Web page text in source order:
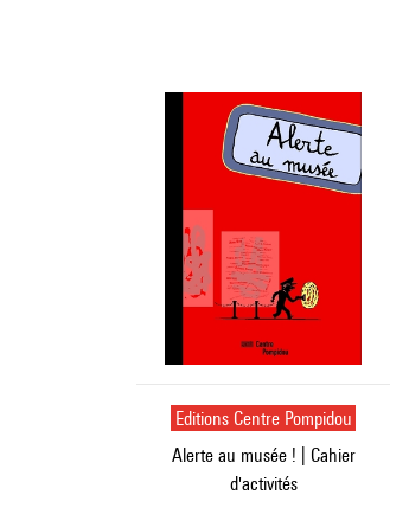
Editions Centre Pompidou
Alerte au musée ! | Cahier
d'activités